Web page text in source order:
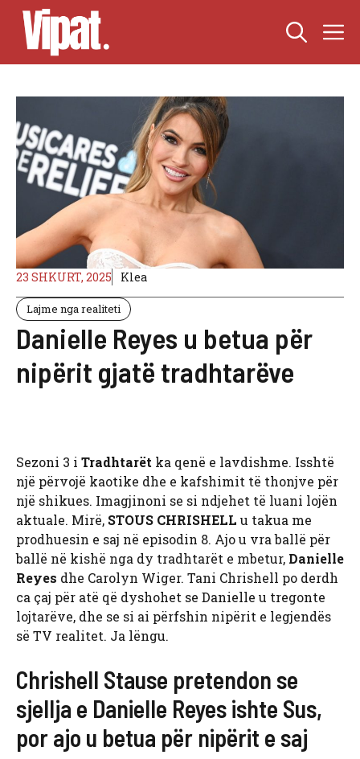
Skip
content
23 SHKURT, 2025 Klea
Lajme nga realiteti
Danielle Reyes u betua për
nipërit gjatë tradhtarëve
Sezoni 3 i Tradhtarët ka qenë e lavdishme. Isshtë
një përvojë kaotike dhe e kafshimit të thonjve për
një shikues. Imagjinoni se si ndjehet të luani lojën
aktuale. Mirë, STOUS CHRISHELL u takua me
prodhuesin e saj në episodin 8. Ajo u vra ballë për
ballë në kishë nga dy tradhtarët e mbetur, Danielle
Reyes dhe Carolyn Wiger. Tani Chrishell po derdh
ca çaj për atë që dyshohet se Danielle u tregonte
lojtarëve, dhe se si ai përfshin nipërit e legjendës
së TV realitet. Ja lëngu.
Chrishell Stause pretendon se
sjellja e Danielle Reyes ishte Sus,
por ajo u betua për nipërit e saj